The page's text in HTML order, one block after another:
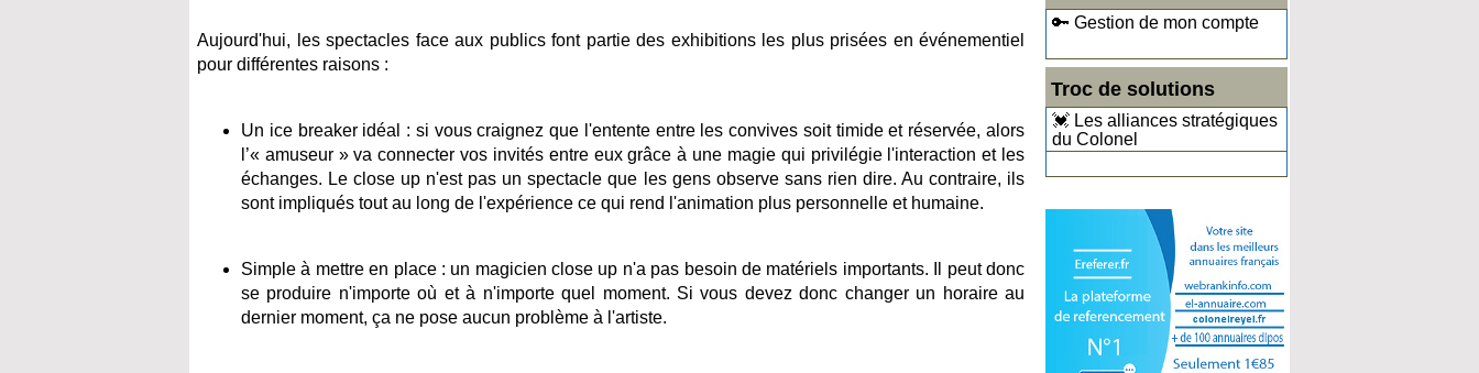
🔑 Gestion de mon compte
Troc de solutions
💓 Les alliances stratégiques
du Colonel
Aujourd'hui, les spectacles face aux publics font partie des exhibitions les plus prisées en événementiel
pour différentes raisons :
Un ice breaker idéal : si vous craignez que l'entente entre les convives soit timide et réservée, alors
l’« amuseur » va connecter vos invités entre eux grâce à une magie qui privilégie l'interaction et les
échanges. Le close up n'est pas un spectacle que les gens observe sans rien dire. Au contraire, ils
sont impliqués tout au long de l'expérience ce qui rend l'animation plus personnelle et humaine.
Simple à mettre en place : un magicien close up n'a pas besoin de matériels importants. Il peut donc
se produire n'importe où et à n'importe quel moment. Si vous devez donc changer un horaire au
dernier moment, ça ne pose aucun problème à l'artiste.